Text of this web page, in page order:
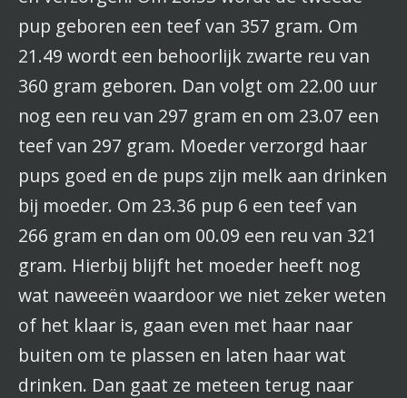
pup geboren een teef van 357 gram. Om
21.49 wordt een behoorlijk zwarte reu van
360 gram geboren. Dan volgt om 22.00 uur
nog een reu van 297 gram en om 23.07 een
teef van 297 gram. Moeder verzorgd haar
pups goed en de pups zijn melk aan drinken
bij moeder. Om 23.36 pup 6 een teef van
266 gram en dan om 00.09 een reu van 321
gram. Hierbij blijft het moeder heeft nog
wat naweeën waardoor we niet zeker weten
of het klaar is, gaan even met haar naar
buiten om te plassen en laten haar wat
drinken. Dan gaat ze meteen terug naar